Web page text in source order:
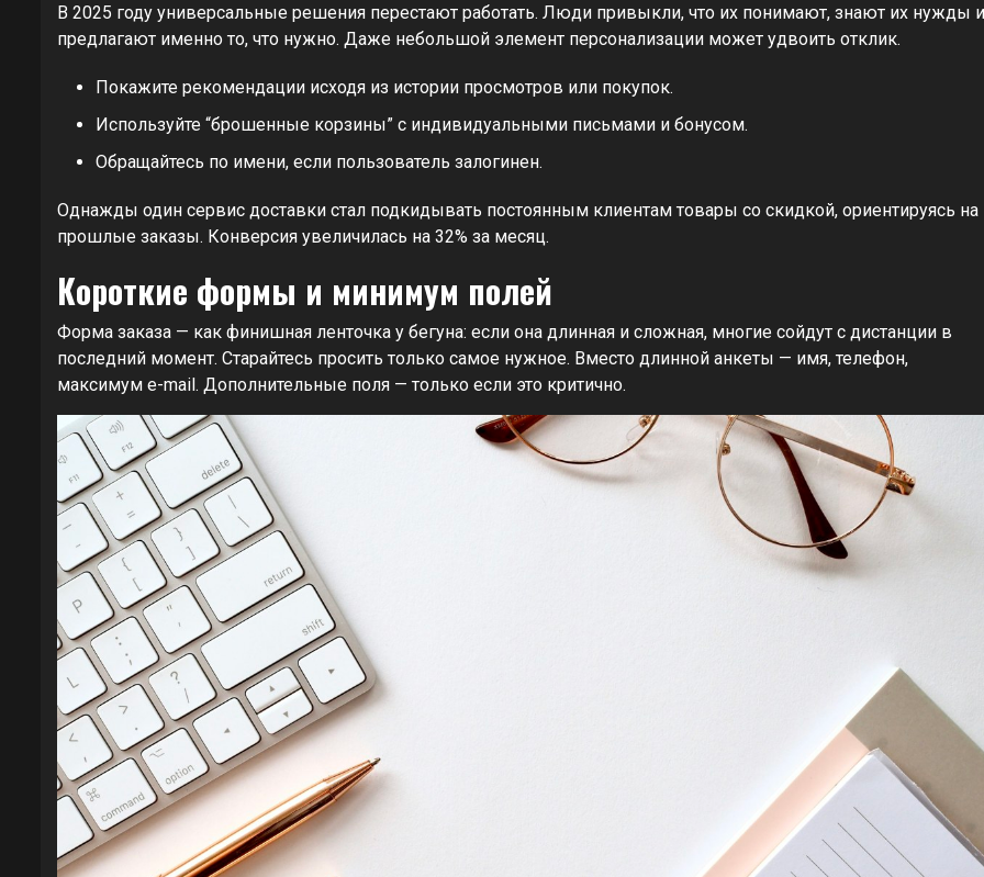
В 2025 году универсальные решения перестают работать. Люди привыкли, что их понимают, знают их нужды и
предлагают именно то, что нужно. Даже небольшой элемент персонализации может удвоить отклик.
Покажите рекомендации исходя из истории просмотров или покупок.
Используйте “брошенные корзины” с индивидуальными письмами и бонусом.
Обращайтесь по имени, если пользователь залогинен.
Однажды один сервис доставки стал подкидывать постоянным клиентам товары со скидкой, ориентируясь на
прошлые заказы. Конверсия увеличилась на 32% за месяц.
Короткие формы и минимум полей
Форма заказа — как финишная ленточка у бегуна: если она длинная и сложная, многие сойдут с дистанции в
последний момент. Старайтесь просить только самое нужное. Вместо длинной анкеты — имя, телефон,
максимум e-mail. Дополнительные поля — только если это критично.